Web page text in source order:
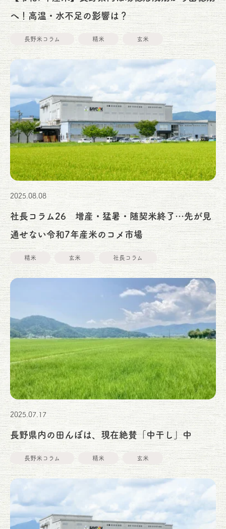
へ！高温・水不足の影響は？
長野米コラム 精米 玄米
2025.08.08
社長コラム26 増産・猛暑・随契米終了…先が見
通せない令和7年産米のコメ市場
精米 玄米 社長コラム
2025.07.17
長野県内の田んぼは、現在絶賛「中干し」中
長野米コラム 精米 玄米